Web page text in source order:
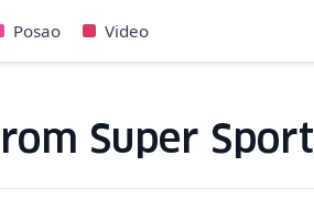
Posao Video
Super Sport